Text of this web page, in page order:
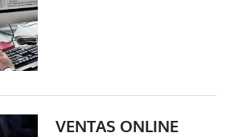
VENTAS ONLINE